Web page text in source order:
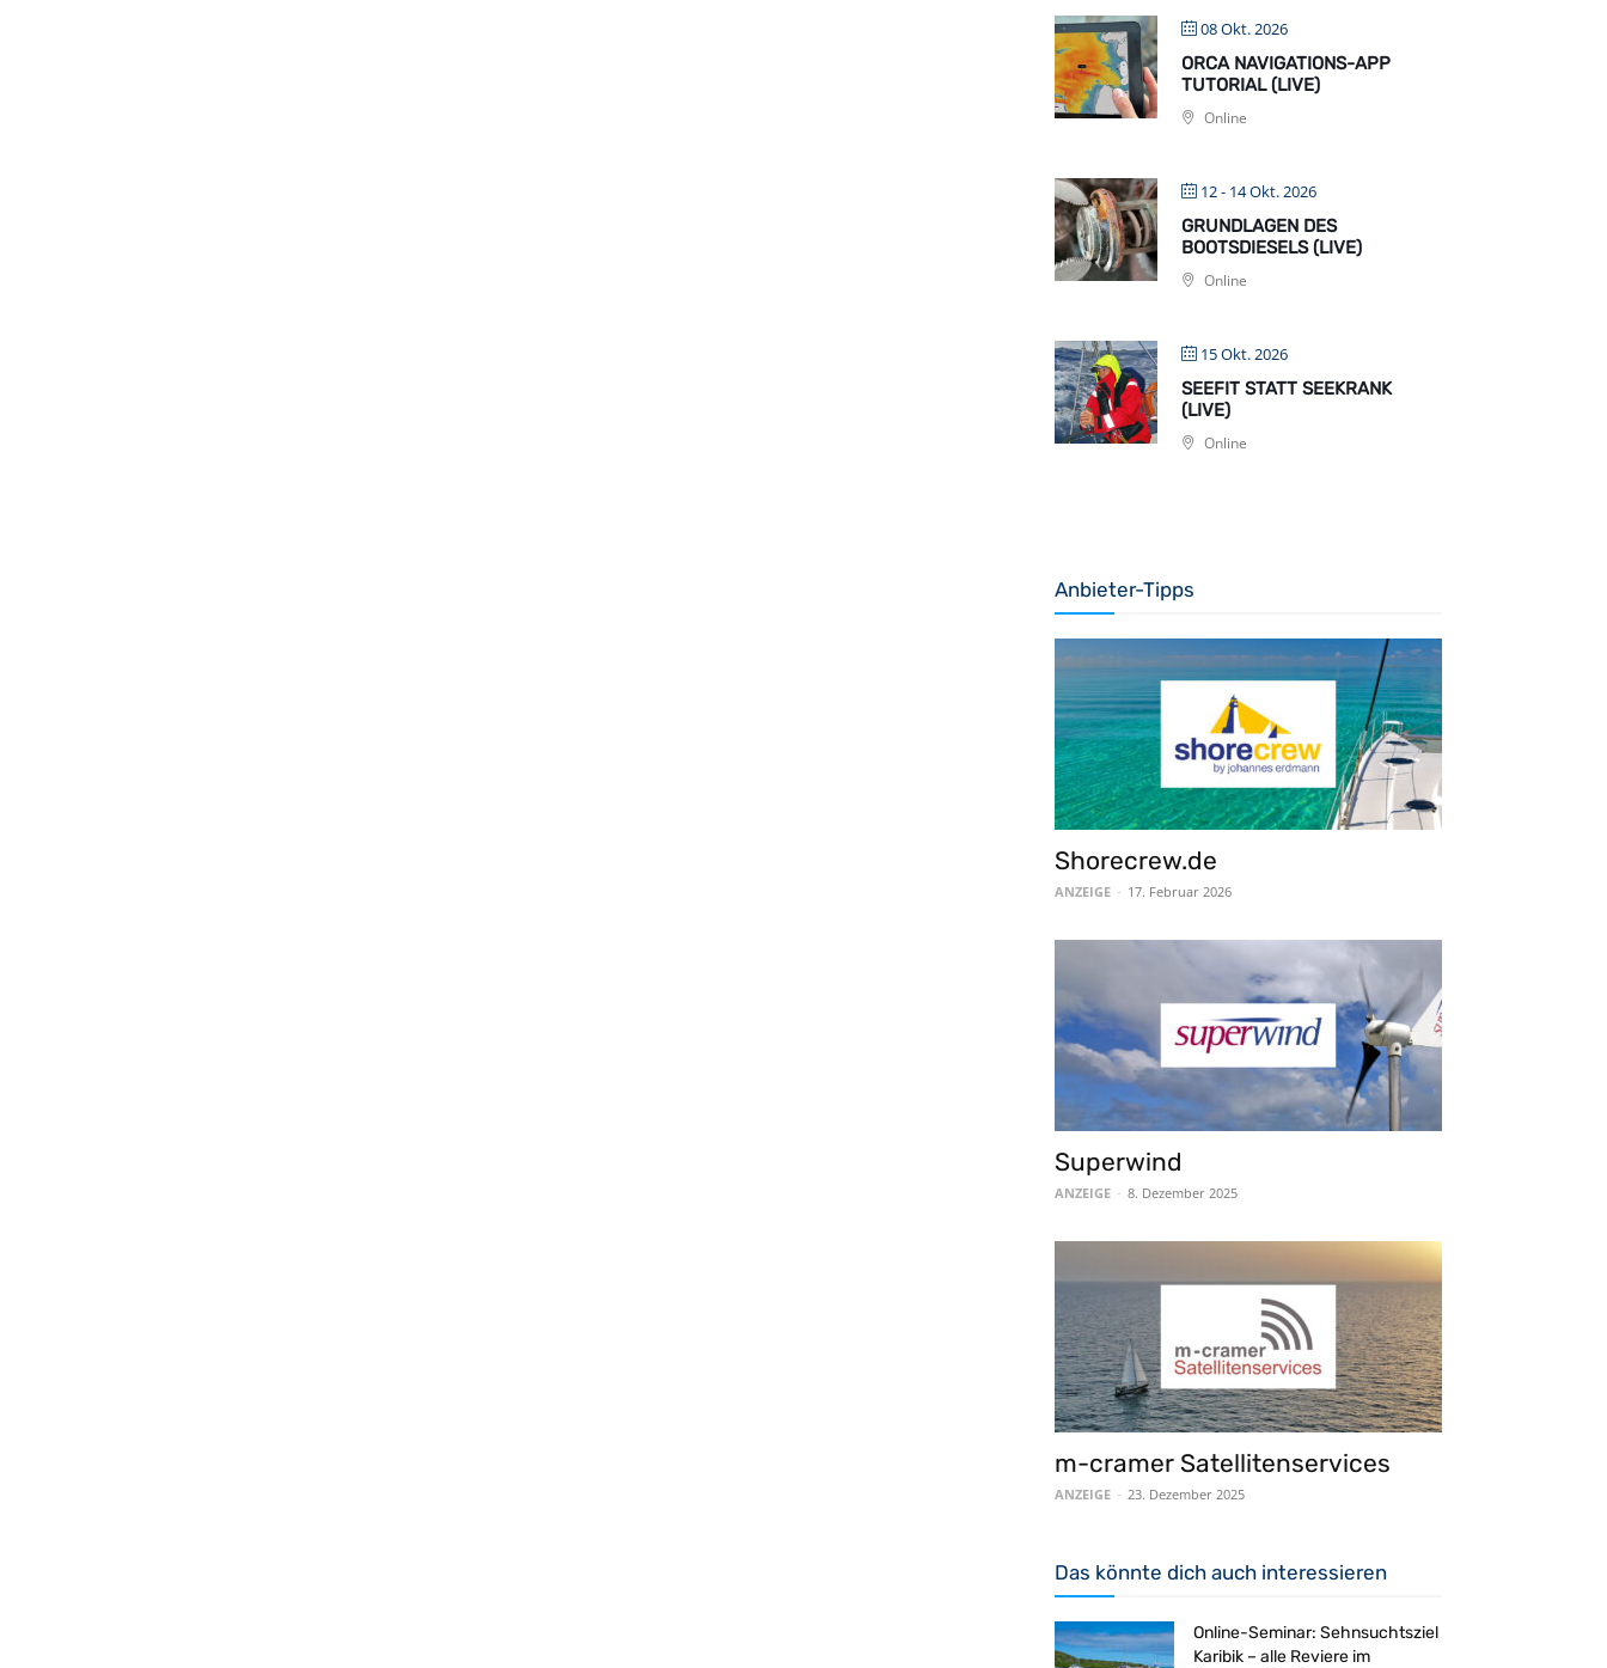
08 Okt. 2026
ORCA NAVIGATIONS-APP
TUTORIAL (LIVE)
Online
12 - 14 Okt. 2026
GRUNDLAGEN DES
BOOTSDIESELS (LIVE)
Online
15 Okt. 2026
SEEFIT STATT SEEKRANK
(LIVE)
Online
Anbieter-Tipps
Shorecrew.de
ANZEIGE - 17. Februar 2026
Superwind
ANZEIGE - 8. Dezember 2025
m-cramer Satellitenservices
ANZEIGE - 23. Dezember 2025
Das könnte dich auch interessieren
Online-Seminar: Sehnsuchtsziel
Karibik – alle Reviere im